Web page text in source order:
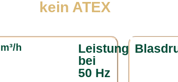
kein ATEX
m³/h
Leistung
bei
50 Hz